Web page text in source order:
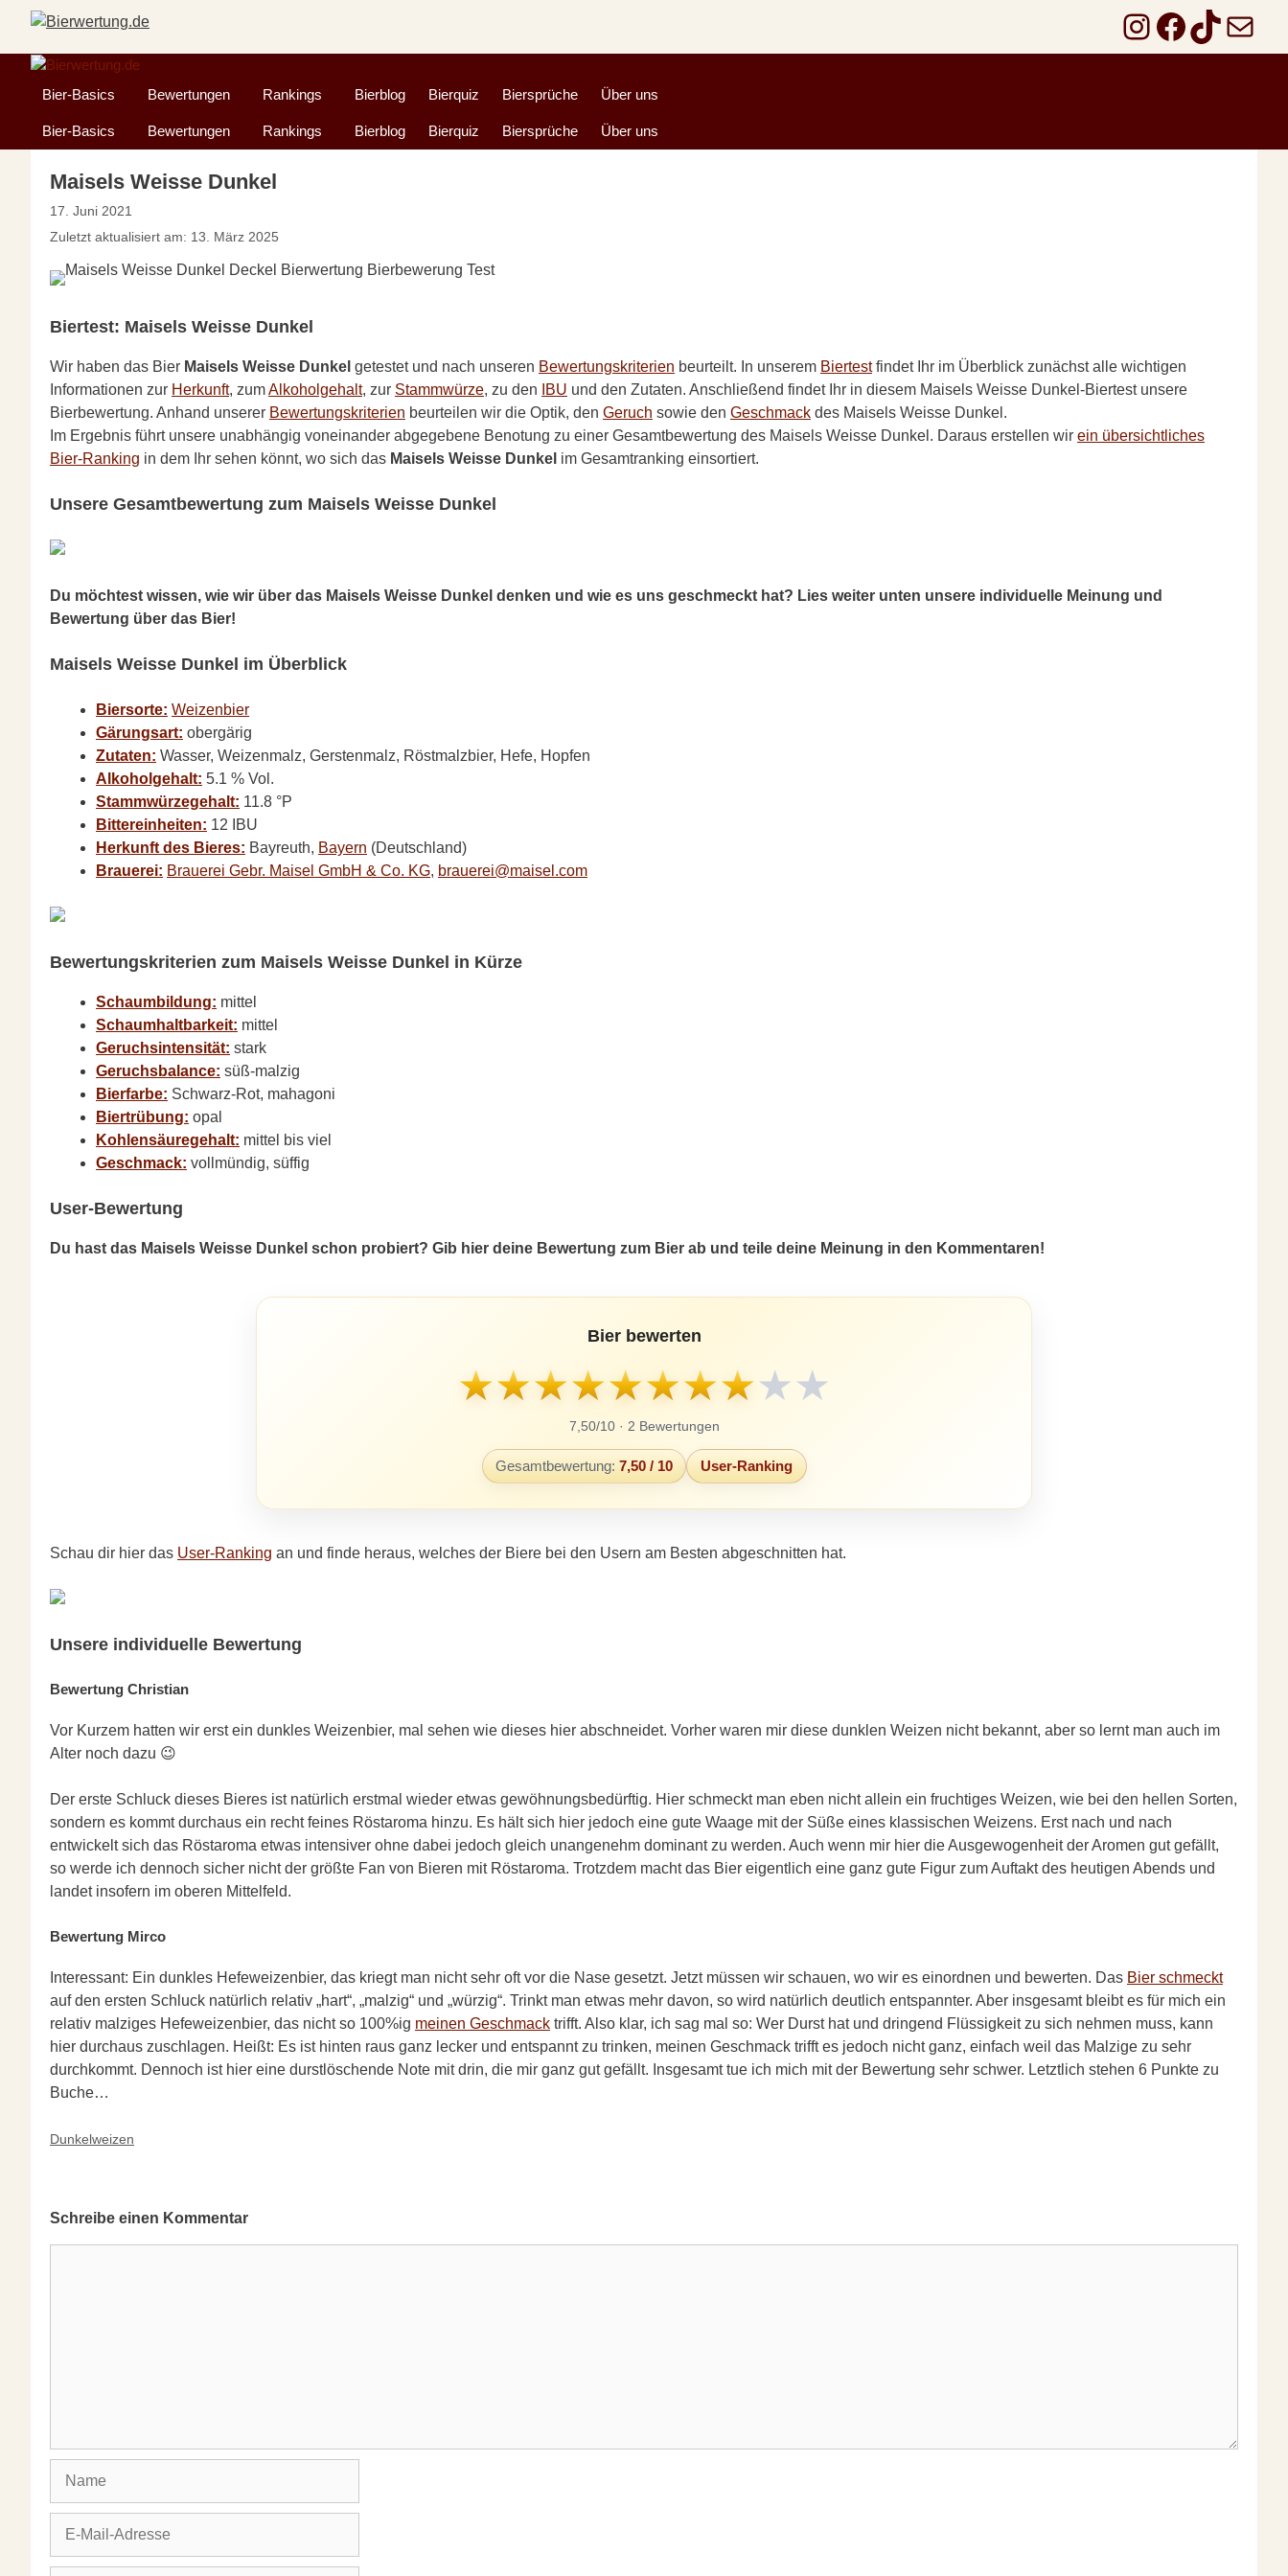
springen
Instagram
TikTok
E-Mail
Bier-Basics Bewertungen Rankings Bierblog Bierquiz Biersprüche Über uns
Bier-Basics Bewertungen Rankings Bierblog Bierquiz Biersprüche Über uns
Maisels Weisse Dunkel
17. Juni 2021
Zuletzt aktualisiert am: 13. März 2025
Biertest: Maisels Weisse Dunkel
Wir haben das Bier Maisels Weisse Dunkel getestet und nach unseren Bewertungskriterien beurteilt. In unserem Biertestfindet Ihr im Überblick zunächst alle wichtigen
Informationen zur Herkunft, zumAlkoholgehalt, zur Stammwürze, zu den IBU und den Zutaten. Anschließend findet Ihr in diesem Maisels Weisse Dunkel-Biertest unsere
Bierbewertung. Anhand unserer Bewertungskriterien beurteilen wir die Optik, den Geruch sowie den Geschmack des Maisels Weisse Dunkel.
Im Ergebnis führt unsere unabhängig voneinander abgegebene Benotung zu einer Gesamtbewertung des Maisels Weisse Dunkel. Daraus erstellen wir ein übersichtliches
Bier-Ranking in dem Ihr sehen könnt, wo sich das Maisels Weisse Dunkel im Gesamtranking einsortiert.
Unsere Gesamtbewertung zum Maisels Weisse Dunkel
Du möchtest wissen, wie wir über das Maisels Weisse Dunkel denken und wie es uns geschmeckt hat? Lies weiter unten unsere individuelle Meinung und
Bewertung über das Bier!
Maisels Weisse Dunkel im Überblick
Biersorte: Weizenbier
Gärungsart: obergärig
Zutaten: Wasser, Weizenmalz, Gerstenmalz, Röstmalzbier, Hefe, Hopfen
Alkoholgehalt: 5.1 % Vol.
Stammwürzegehalt: 11.8 °P
Bittereinheiten: 12 IBU
Herkunft des Bieres: Bayreuth, Bayern (Deutschland)
Brauerei: Brauerei Gebr. Maisel GmbH & Co. KG, brauerei@maisel.com
Bewertungskriterien zum Maisels Weisse Dunkel in Kürze
Schaumbildung: mittel
Schaumhaltbarkeit: mittel
Geruchsintensität: stark
Geruchsbalance: süß-malzig
Bierfarbe: Schwarz-Rot, mahagoni
Biertrübung: opal
Kohlensäuregehalt: mittel bis viel
Geschmack: vollmündig, süffig
User-Bewertung
Du hast das Maisels Weisse Dunkel schon probiert? Gib hier deine Bewertung zum Bier ab und teile deine Meinung in den Kommentaren!
Bier bewerten
★★★★★★★★★★
7,50/10 · 2 Bewertungen
Gesamtbewertung: 7,50 / 10 User-Ranking
Schau dir hier das User-Ranking an und finde heraus, welches der Biere bei den Usern am Besten abgeschnitten hat.
Unsere individuelle Bewertung
Bewertung Christian
Vor Kurzem hatten wir erst ein dunkles Weizenbier, mal sehen wie dieses hier abschneidet. Vorher waren mir diese dunklen Weizen nicht bekannt, aber so lernt man auch im
Alter noch dazu 😉
Der erste Schluck dieses Bieres ist natürlich erstmal wieder etwas gewöhnungsbedürftig. Hier schmeckt man eben nicht allein ein fruchtiges Weizen, wie bei den hellen Sorten,
sondern es kommt durchaus ein recht feines Röstaroma hinzu. Es hält sich hier jedoch eine gute Waage mit der Süße eines klassischen Weizens. Erst nach und nach
entwickelt sich das Röstaroma etwas intensiver ohne dabei jedoch gleich unangenehm dominant zu werden. Auch wenn mir hier die Ausgewogenheit der Aromen gut gefällt,
so werde ich dennoch sicher nicht der größte Fan von Bieren mit Röstaroma. Trotzdem macht das Bier eigentlich eine ganz gute Figur zum Auftakt des heutigen Abends und
landet insofern im oberen Mittelfeld.
Bewertung Mirco
Interessant: Ein dunkles Hefeweizenbier, das kriegt man nicht sehr oft vor die Nase gesetzt. Jetzt müssen wir schauen, wo wir es einordnen und bewerten. Das Bier schmeckt
auf den ersten Schluck natürlich relativ „hart“, „malzig“ und „würzig“. Trinkt man etwas mehr davon, so wird natürlich deutlich entspannter. Aber insgesamt bleibt es für mich ein
relativ malziges Hefeweizenbier, das nicht so 100%ig meinen Geschmack trifft. Also klar, ich sag mal so: Wer Durst hat und dringend Flüssigkeit zu sich nehmen muss, kann
hier durchaus zuschlagen. Heißt: Es ist hinten raus ganz lecker und entspannt zu trinken, meinen Geschmack trifft es jedoch nicht ganz, einfach weil das Malzige zu sehr
durchkommt. Dennoch ist hier eine durstlöschende Note mit drin, die mir ganz gut gefällt. Insgesamt tue ich mich mit der Bewertung sehr schwer. Letztlich stehen 6 Punkte zu
Buche…
Kategorien
Dunkelweizen
Schreibe einen Kommentar
Adresse